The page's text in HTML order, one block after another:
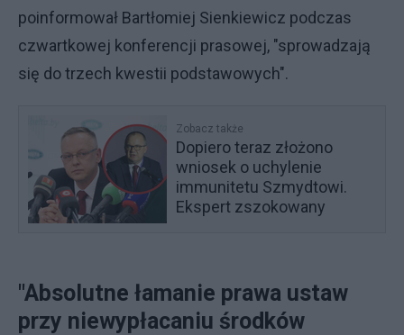
poinformował Bartłomiej Sienkiewicz podczas
czwartkowej konferencji prasowej, "sprowadzają
się do trzech kwestii podstawowych".
Zobacz także
Dopiero teraz złożono
wniosek o uchylenie
immunitetu Szmydtowi.
Ekspert zszokowany
"Absolutne łamanie prawa ustaw
przy niewypłacaniu środków